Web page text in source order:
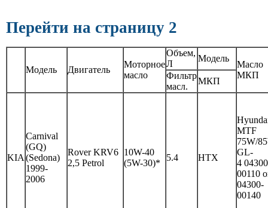
Перейти на страницу 2
Модель Двигатель
Моторное
масло
Объем,
Л
Модель
Масло
МКП
Фильтр
масл.
МКП
KIA
Carnival
(GQ)
(Sedona)
1999-
2006
Rover KRV6
2,5 Petrol
10W-40
(5W-30)*
5.4 HTX
MTF
75W/
GL-
4
00110
04300-
00140